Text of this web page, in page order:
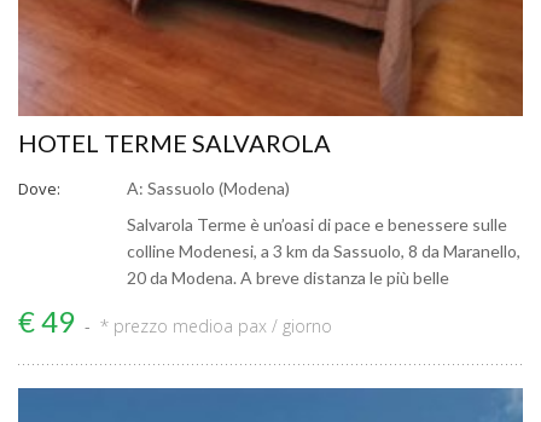
HOTEL TERME SALVAROLA
Dove:
A: Sassuolo (Modena)
Salvarola Terme è un’oasi di pace e benessere sulle
colline Modenesi, a 3 km da Sassuolo, 8 da Maranello,
20 da Modena. A breve distanza le più belle
€ 49 * prezzo medioa pax / giorno